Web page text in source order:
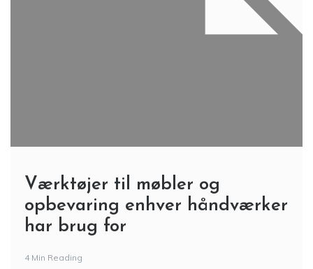
Værktøjer til møbler og
opbevaring enhver håndværker
har brug for
4 Min Reading